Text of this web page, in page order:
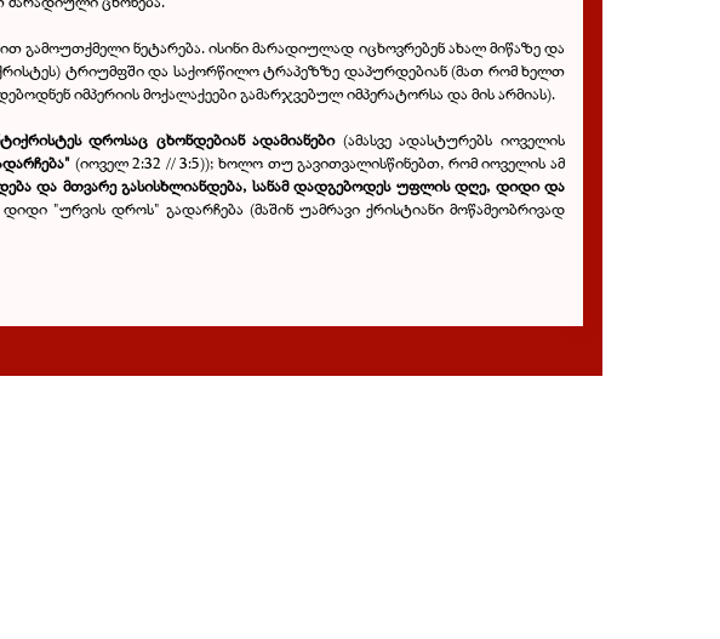
გამოუთქმელი ნეტარება. ისინი მარადიულად იცხოვრებენ ახალ მიწაზე და
(ქრისტეს) ტრიუმფში და საქორწილო ტრაპეზზე დაპურდებიან (მათ რომ ხელთ
იმპერიის მოქალაქეები გამარჯვებულ იმპერატორსა და მის არმიას).
დროსაც ცხონდებიან ადამიანები(ამასვე ადასტურებს იოველის
(იოველ 2:32 // 3:5)); ხოლო თუ გავითვალისწინებთ, რომ იოველის ამ
და მთვარე გასისხლიანდება, სანამ დადგებოდეს უფლის დღე, დიდი და
"ურვის დროს" გადარჩება (მაშინ უამრავი ქრისტიანი მოწამეობრივად